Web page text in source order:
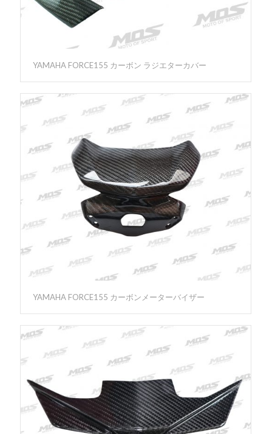
YAMAHA FORCE155 カーボン ラジエターカバー
YAMAHA FORCE155 カーボンメーターバイザー